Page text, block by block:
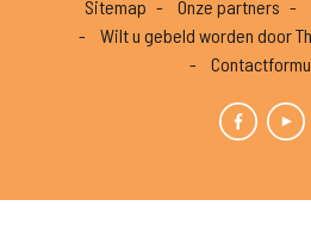
Sitemap Onze partners
Wilt u gebeld worden door